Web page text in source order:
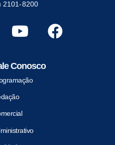
2101-8200
Conosco